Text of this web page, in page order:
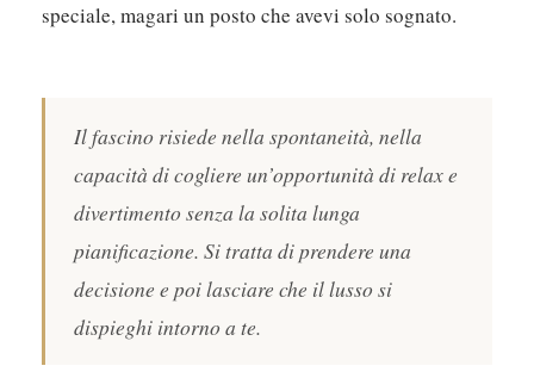
speciale, magari un posto che avevi solo sognato.
Il fascino risiede nella spontaneità, nella
capacità di cogliere un’opportunità di relax e
divertimento senza la solita lunga
pianificazione. Si tratta di prendere una
decisione e poi lasciare che il lusso si
dispieghi intorno a te.